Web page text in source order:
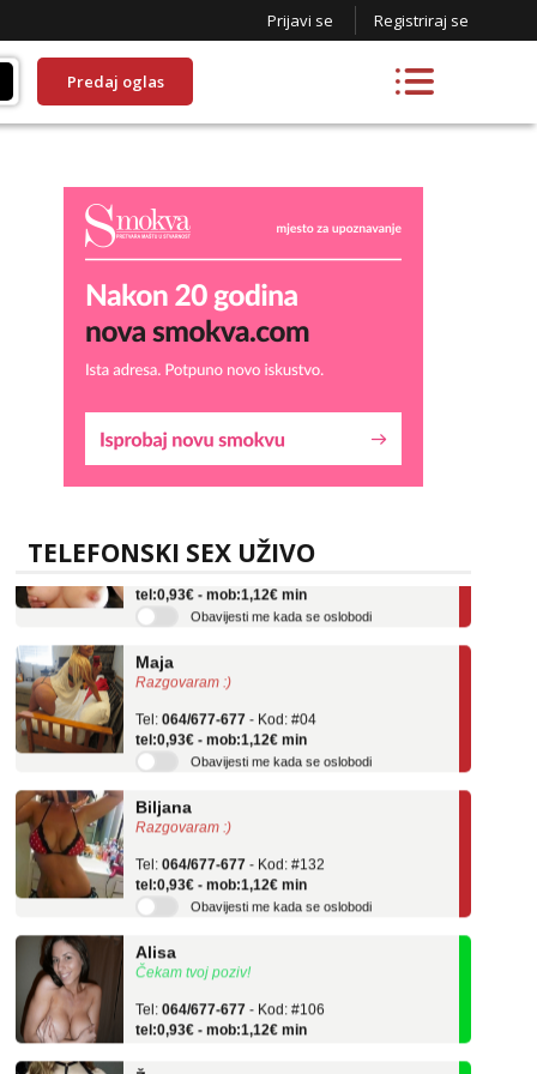
Prijavi se Registriraj se
Predaj oglas
TELEFONSKI SEX UŽIVO
Tel:064/677-677- Kod: #69
Obavijesti me kada se oslobodi
Razgovaram :)
tel:0,93€ - mob:1,12€ min
Obavijesti me kada se oslobodi
Razgovaram :)
tel:0,93€ - mob:1,12€ min
Obavijesti me kada se oslobodi
Čekam tvoj poziv!
tel:0,93€ - mob:1,12€ min